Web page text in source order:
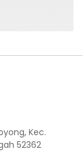
Kec.
52362